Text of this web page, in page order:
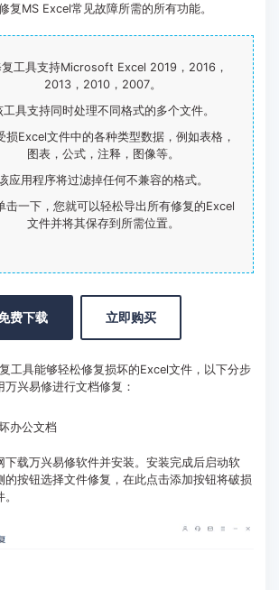
复MS Excel常见故障所需的所有功能。
复工具支持Microsoft Excel 2019，2016，
2013，2010，2007。
工具支持同时处理不同格式的多个文件。
损Excel文件中的各种类型数据，例如表格，
图表，公式，注释，图像等。
应用程序将过滤掉任何不兼容的格式。
击一下，您就可以轻松导出所有修复的Excel
文件并将其保存到所需位置。
费下载 立即购买
工具能够轻松修复损坏的Excel文件，以下分步
兴易修进行文档修复：
办公文档
下载万兴易修软件并安装。安装完成后启动软
的按钮选择文件修复，在此点击添加按钮将破损